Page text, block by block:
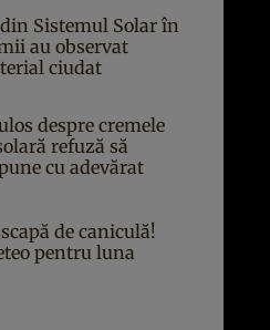
Sistemul Solar în
au observat
ciudat
despre cremele
refuză să
cu adevărat
de caniculă!
pentru luna